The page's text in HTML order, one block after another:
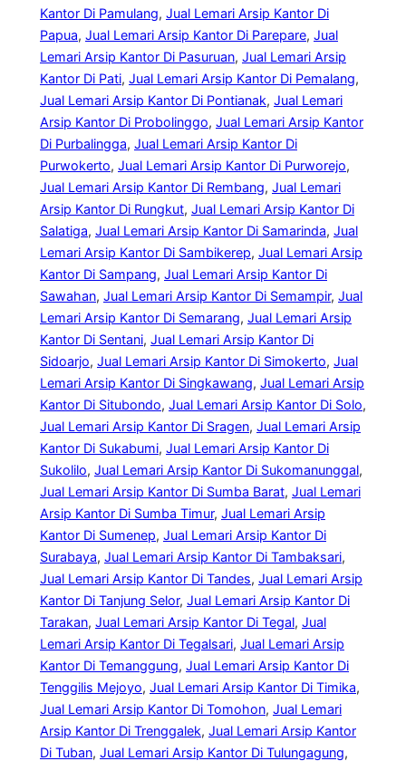
Kantor Di Pamulang, Jual Lemari Arsip Kantor Di
Papua, Jual Lemari Arsip Kantor Di Parepare, Jual
Lemari Arsip Kantor Di Pasuruan, Jual Lemari Arsip
Kantor Di Pati, Jual Lemari Arsip Kantor Di Pemalang
Jual Lemari Arsip Kantor Di Pontianak, Jual Lemari
Arsip Kantor Di Probolinggo, Jual Lemari Arsip Kantor
Di Purbalingga, Jual Lemari Arsip Kantor Di
Purwokerto, Jual Lemari Arsip Kantor Di Purworejo
Jual Lemari Arsip Kantor Di Rembang, Jual Lemari
Arsip Kantor Di Rungkut, Jual Lemari Arsip Kantor Di
Salatiga, Jual Lemari Arsip Kantor Di Samarinda, Jual
Lemari Arsip Kantor Di Sambikerep, Jual Lemari Arsip
Kantor Di Sampang, Jual Lemari Arsip Kantor Di
Sawahan, Jual Lemari Arsip Kantor Di Semampir, Jual
Lemari Arsip Kantor Di Semarang, Jual Lemari Arsip
Kantor Di Sentani, Jual Lemari Arsip Kantor Di
Sidoarjo, Jual Lemari Arsip Kantor Di Simokerto, Jual
Lemari Arsip Kantor Di Singkawang, Jual Lemari Arsip
Kantor Di Situbondo, Jual Lemari Arsip Kantor Di Solo
Jual Lemari Arsip Kantor Di Sragen, Jual Lemari Arsip
Kantor Di Sukabumi, Jual Lemari Arsip Kantor Di
Sukolilo, Jual Lemari Arsip Kantor Di Sukomanunggal
Jual Lemari Arsip Kantor Di Sumba Barat, Jual Lemari
Arsip Kantor Di Sumba Timur, Jual Lemari Arsip
Kantor Di Sumenep, Jual Lemari Arsip Kantor Di
Surabaya, Jual Lemari Arsip Kantor Di Tambaksari
Jual Lemari Arsip Kantor Di Tandes, Jual Lemari Arsip
Kantor Di Tanjung Selor, Jual Lemari Arsip Kantor Di
Tarakan, Jual Lemari Arsip Kantor Di Tegal, Jual
Lemari Arsip Kantor Di Tegalsari, Jual Lemari Arsip
Kantor Di Temanggung, Jual Lemari Arsip Kantor Di
Tenggilis Mejoyo, Jual Lemari Arsip Kantor Di Timika
Jual Lemari Arsip Kantor Di Tomohon, Jual Lemari
Arsip Kantor Di Trenggalek, Jual Lemari Arsip Kantor
Di Tuban, Jual Lemari Arsip Kantor Di Tulungagung